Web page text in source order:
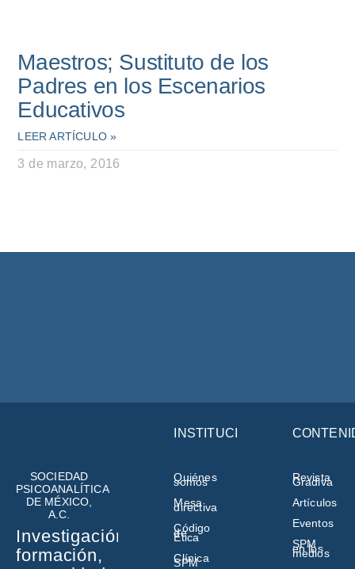
Maestros; Sustituto de los
Padres en los Escenarios
Educativos
LEER ARTÍCULO »
3 de marzo, 2016
SOCIEDAD
PSICOANALÍTICA
DE MÉXICO,
A.C.
Investigación,
formación,
INSTITUCIÓN
Quiénes
somos
Mesa
directiva
Código
de
Ética
Clínica
SPM
Revista
Gradiva
Artículos
Eventos
SPM
en los
medios